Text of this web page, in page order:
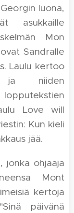
luona,
asukkaille
Mon
Sandralle
Laulu kertoo
ja niiden
Love will
Kun kieli
jää.
jonka ohjaaja
Mont
kertoja
päivänä